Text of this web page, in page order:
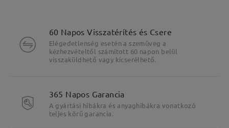
Fő jellemzők kiemelése
60 Napos Visszatérítés és Csere
Elégedetlenség esetén a szemüveg a
kézhezvételtől számított 60 napon belül
visszaküldhető vagy kicserélhető.
365 Napos Garancia
A gyártási hibákra és anyaghibákra vonatkozó
teljes körű garancia.